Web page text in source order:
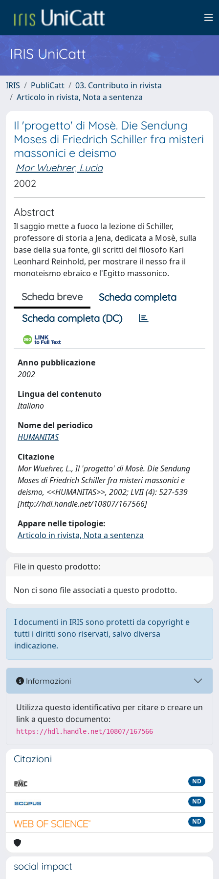
IRIS UniCatt
IRIS PubliCatt
03. Contributo in rivista
Articolo in rivista, Nota a sentenza
Il 'progetto' di Mosè. Die Sendung
Moses di Friedrich Schiller fra misteri
massonici e deismo
Mor Wuehrer, Lucia
2002
Abstract
Il saggio mette a fuoco la lezione di Schiller,
professore di storia a Jena, dedicata a Mosè, sulla
base della sua fonte, gli scritti del filosofo Karl
Leonhard Reinhold, per mostrare il nesso fra il
monoteismo ebraico e l'Egitto massonico.
Scheda breve
Scheda completa
Scheda completa (DC)
Anno pubblicazione
2002
Lingua del contenuto
Italiano
Nome del periodico
HUMANITAS
Citazione
Mor Wuehrer, L., Il 'progetto' di Mosè. Die Sendung
Moses di Friedrich Schiller fra misteri massonici e
deismo, <<HUMANITAS>>, 2002; LVII (4): 527-539
[http://hdl.handle.net/10807/167566]
Appare nelle tipologie:
Articolo in rivista, Nota a sentenza
File in questo prodotto:
Non ci sono file associati a questo prodotto.
I documenti in IRIS sono protetti da copyright e
tutti i diritti sono riservati, salvo diversa
indicazione.
Informazioni
Utilizza questo identificativo per citare o creare un
link a questo documento:
https://hdl.handle.net/10807/167566
Citazioni
ND
ND
ND
social impact